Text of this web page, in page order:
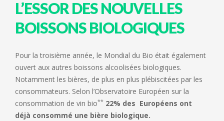
L’ESSOR DES NOUVELLES
BOISSONS BIOLOGIQUES
Pour la troisième année, le Mondial du Bio était également
ouvert aux autres boissons alcoolisées biologiques.
Notamment les bières, de plus en plus plébiscitées par les
consommateurs. Selon l’Observatoire Européen sur la
consommation de vin bio** 22% des Européens ont
déjà consommé une bière biologique.